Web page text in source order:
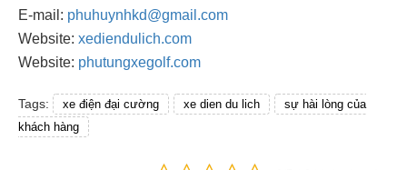
E-mail: phuhuynhkd@gmail.com
Website: xediendulich.com
Website: phutungxegolf.com
Tags: xe điện đại cường xe dien du lich
sự hài lòng của
khách hàng